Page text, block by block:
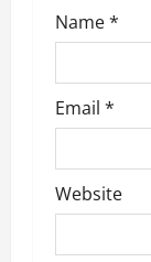
Name*
Email *
Website